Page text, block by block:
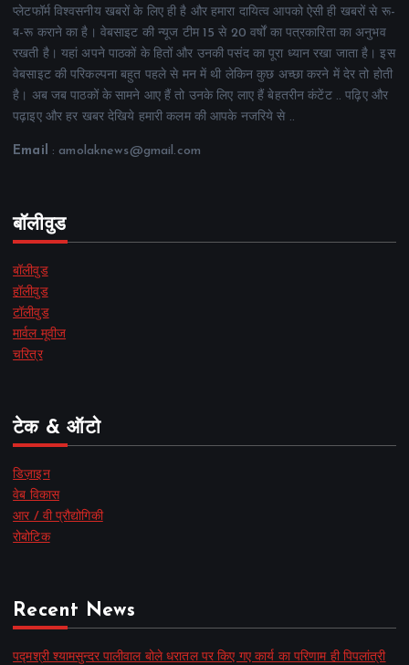
प्लेटफॉर्म विश्वसनीय खबरों के लिए ही है और हमारा दायित्व आपको ऐसी ही खबरों से रू-
ब-रू कराने का है। वेबसाइट की न्यूज टीम 15 से 20 वर्षों का पत्रकारिता का अनुभव
रखती है। यहां अपने पाठकों के हितों और उनकी पसंद का पूरा ध्यान रखा जाता है। इस
वेबसाइट की परिकल्पना बहुत पहले से मन में थी लेकिन कुछ अच्छा करने में देर तो होती
है। अब जब पाठकों के सामने आए हैं तो उनके लिए लाए हैं बेहतरीन कंटेंट .. पढ़िए और
पढ़ाइए और हर खबर देखिये हमारी कलम की आपके नजरिये से ..
Email : amolaknews@gmail.com
बॉलीवुड
बॉलीवुड
हॉलीवुड
टॉलीवुड
मार्वल मूवीज
चरित्र
टेक & ऑटो
डिज़ाइन
वेब विकास
आर / वी प्रौद्योगिकी
रोबोटिक
Recent News
पद्मश्री श्यामसुन्दर पालीवाल बोले धरातल पर किए गए कार्य का परिणाम ही पिपलांत्री